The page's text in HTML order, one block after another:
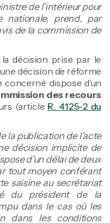
de l'intérieur pour
nationale, prend, par
de la commission de
décision prise par le
décision de réforme
dispose d’un
des recours
(article R. 4125-2 du
la publication de l'acte
décision implicite de
d'un délai de deux
tout moyen conférant
saisine au secrétariat
du président de la
dans le cas où les
dans les conditions